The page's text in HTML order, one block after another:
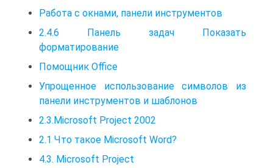
Работа с окнами, панели инструментов
2.4.6 Панель задач Показать
форматирование
Помощник Office
Упрощенное использование символов из
панели инструментов и шаблонов
2.3.Microsoft Project 2002
2.1 Что такое Microsoft Word?
4.3. Microsoft Project